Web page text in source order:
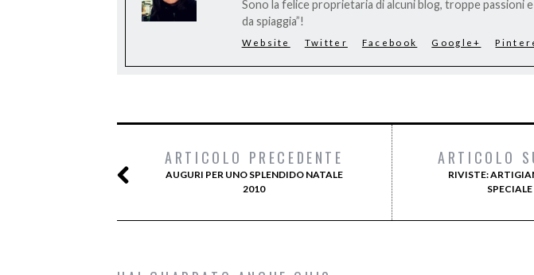
Sono la felice proprietaria di alcuni blog, troppe passioni e
da spiaggia”!
Website Twitter Facebook Google+
ARTICOLO PRECEDENTE
AUGURI PER UNO SPLENDIDO NATALE
2010
ARTICOLO
RIVISTE: